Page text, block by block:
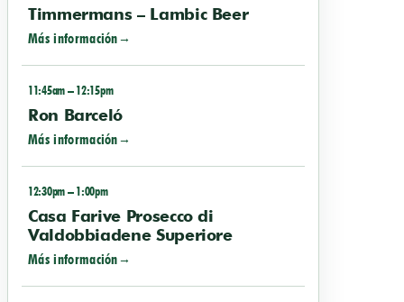
Timmermans – Lambic Beer
Más información
11:45am – 12:15pm
Ron Barceló
Más información
12:30pm – 1:00pm
Casa Farive Prosecco di
Valdobbiadene Superiore
Más información